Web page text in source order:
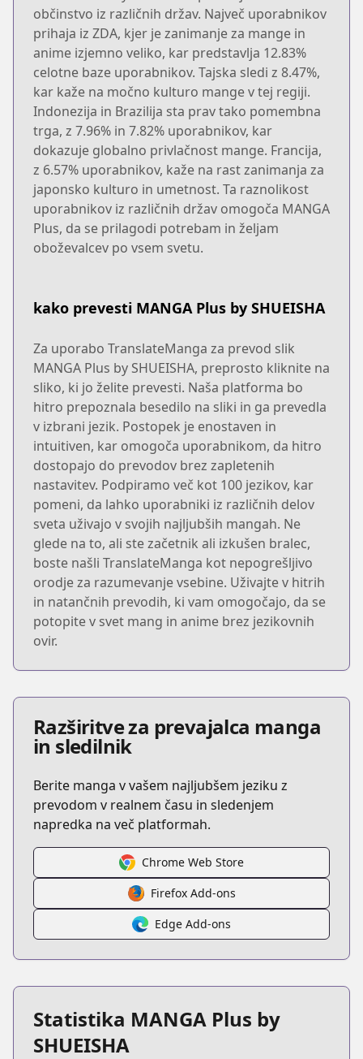
občinstvo iz različnih držav. Največ uporabnikov
prihaja iz ZDA, kjer je zanimanje za mange in
anime izjemno veliko, kar predstavlja 12.83%
celotne baze uporabnikov. Tajska sledi z 8.47%,
kar kaže na močno kulturo mange v tej regiji.
Indonezija in Brazilija sta prav tako pomembna
trga, z 7.96% in 7.82% uporabnikov, kar
dokazuje globalno privlačnost mange. Francija,
z 6.57% uporabnikov, kaže na rast zanimanja za
japonsko kulturo in umetnost. Ta raznolikost
uporabnikov iz različnih držav omogoča MANGA
Plus, da se prilagodi potrebam in željam
oboževalcev po vsem svetu.
kako prevesti MANGA Plus by SHUEISHA
Za uporabo TranslateManga za prevod slik
MANGA Plus by SHUEISHA, preprosto kliknite na
sliko, ki jo želite prevesti. Naša platforma bo
hitro prepoznala besedilo na sliki in ga prevedla
v izbrani jezik. Postopek je enostaven in
intuitiven, kar omogoča uporabnikom, da hitro
dostopajo do prevodov brez zapletenih
nastavitev. Podpiramo več kot 100 jezikov, kar
pomeni, da lahko uporabniki iz različnih delov
sveta uživajo v svojih najljubših mangah. Ne
glede na to, ali ste začetnik ali izkušen bralec,
boste našli TranslateManga kot nepogrešljivo
orodje za razumevanje vsebine. Uživajte v hitrih
in natančnih prevodih, ki vam omogočajo, da se
potopite v svet mang in anime brez jezikovnih
ovir.
Razširitve za prevajalca manga
in sledilnik
Berite manga v vašem najljubšem jeziku z
prevodom v realnem času in sledenjem
napredka na več platformah.
Chrome Web Store
Firefox Add-ons
Edge Add-ons
Statistika MANGA Plus by
SHUEISHA